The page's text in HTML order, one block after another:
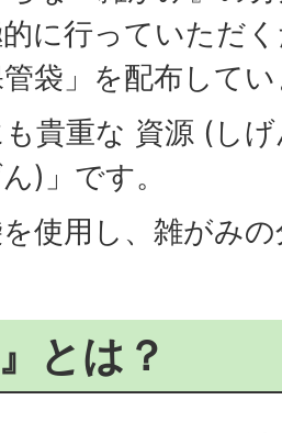
に行っていただ
袋」を配布して
も貴重な 資源 (し
)」です。
使用し、雑がみ
とは？